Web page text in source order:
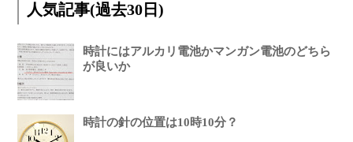
人気記事(過去30日)
時計にはアルカリ電池かマンガン電池のどちら
が良いか
時計の針の位置は10時10分？